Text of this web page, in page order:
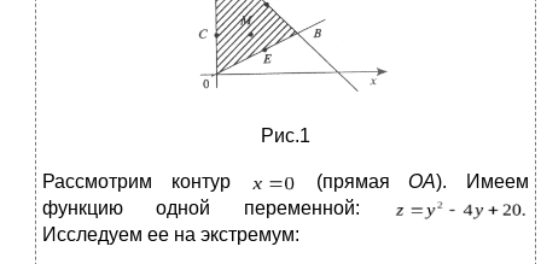
Рис.1
Рассмотрим контур (прямаяОА). Имеем
функцию одной переменной:
Исследуем ее на экстремум: